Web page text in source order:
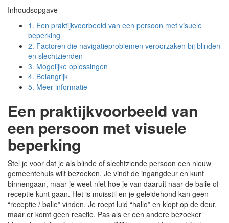
Inhoudsopgave
1. Een praktijkvoorbeeld van een persoon met visuele
beperking
2. Factoren die navigatieproblemen veroorzaken bij blinden
en slechtzienden
3. Mogelijke oplossingen
4. Belangrijk
5. Meer informatie
Een praktijkvoorbeeld van
een persoon met visuele
beperking
Stel je voor dat je als blinde of slechtziende persoon een nieuw
gemeentehuis wilt bezoeken. Je vindt de ingangdeur en kunt
binnengaan, maar je weet niet hoe je van daaruit naar de balie of
receptie kunt gaan. Het is muisstil en je geleidehond kan geen
“receptie / balie” vinden. Je roept luid “hallo” en klopt op de deur,
maar er komt geen reactie. Pas als er een andere bezoeker